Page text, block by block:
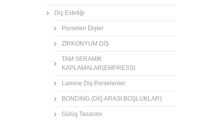
Diş Estetiği
Porselen Dişler
ZİRKONYUM DİŞ
TAM SERAMİK
KAPLAMALAR(EMPRESS)
Lamine Diş Porselenler
BONDİNG (DİŞ ARASI BOŞLUKLAR)
Gülüş Tasarımı